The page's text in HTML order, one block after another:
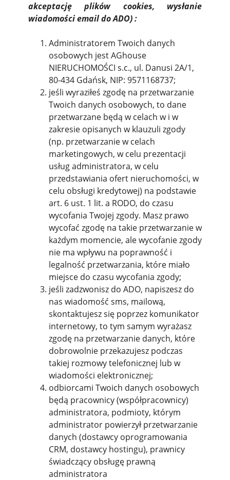
akceptację plików cookies, wysłanie
wiadomości email do ADO) :
Administratorem Twoich danych
osobowych jest AGhouse
NIERUCHOMOŚCI s.c., ul. Danusi 2A/1,
80-434 Gdańsk, NIP: 9571168737;
jeśli wyraziłeś zgodę na przetwarzanie
Twoich danych osobowych, to dane
przetwarzane będą w celach w i w
zakresie opisanych w klauzuli zgody
(np. przetwarzanie w celach
marketingowych, w celu prezentacji
usług administratora, w celu
przedstawiania ofert nieruchomości, w
celu obsługi kredytowej) na podstawie
art. 6 ust. 1 lit. a RODO, do czasu
wycofania Twojej zgody. Masz prawo
wycofać zgodę na takie przetwarzanie w
każdym momencie, ale wycofanie zgody
nie ma wpływu na poprawność i
legalność przetwarzania, które miało
miejsce do czasu wycofania zgody;
jeśli zadzwonisz do ADO, napiszesz do
nas wiadomość sms, mailową,
skontaktujesz się poprzez komunikator
internetowy, to tym samym wyrażasz
zgodę na przetwarzanie danych, które
dobrowolnie przekazujesz podczas
takiej rozmowy telefonicznej lub w
wiadomości elektronicznej;
odbiorcami Twoich danych osobowych
będą pracownicy (współpracownicy)
administratora, podmioty, którym
administrator powierzył przetwarzanie
danych (dostawcy oprogramowania
CRM, dostawcy hostingu), prawnicy
świadczący obsługę prawną
administratora